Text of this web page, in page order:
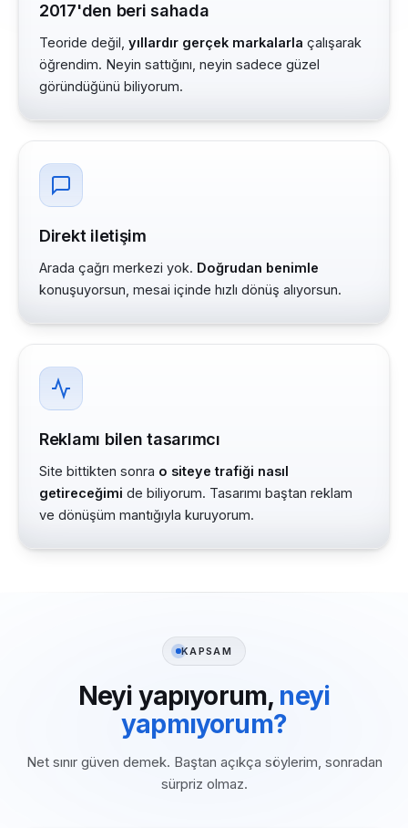
2017'den beri sahada
Teoride değil, yıllardır gerçek markalarla çalışarak
öğrendim. Neyin sattığını, neyin sadece güzel
göründüğünü biliyorum.
Direkt iletişim
Arada çağrı merkezi yok. Doğrudan benimle
konuşuyorsun, mesai içinde hızlı dönüş alıyorsun.
Reklamı bilen tasarımcı
Site bittikten sonra o siteye trafiği nasıl
getireceğimi de biliyorum. Tasarımı baştan reklam
ve dönüşüm mantığıyla kuruyorum.
KAPSAM
Neyi yapıyorum, neyi
yapmıyorum?
Net sınır güven demek. Baştan açıkça söylerim, sonradan
sürpriz olmaz.